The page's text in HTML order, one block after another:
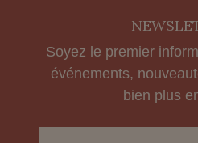
Soyez le premier
événements,
bien plus